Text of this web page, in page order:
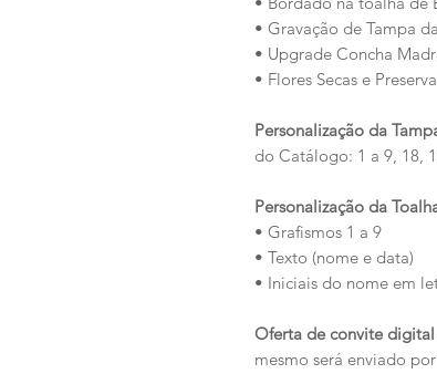
• Gravação de Tampa
• Upgrade Concha
• Flores Secas e
Personalização da
do Catálogo: 1 a 9, 18,
Personalização da
• Grafismos 1 a 9
• Texto (nome e data)
• Iniciais do nome em
Oferta de convite digital
mesmo será enviado